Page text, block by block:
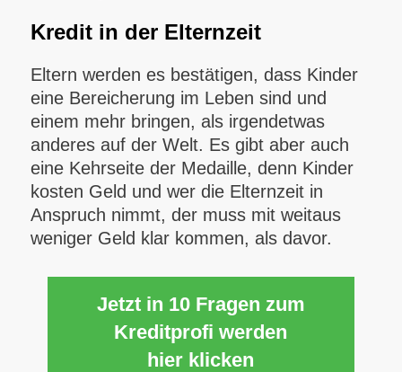
Kredit in der Elternzeit
Eltern werden es bestätigen, dass Kinder
eine Bereicherung im Leben sind und
einem mehr bringen, als irgendetwas
anderes auf der Welt. Es gibt aber auch
eine Kehrseite der Medaille, denn Kinder
kosten Geld und wer die Elternzeit in
Anspruch nimmt, der muss mit weitaus
weniger Geld klar kommen, als davor.
Jetzt in 10 Fragen zum
Kreditprofi werden
hier klicken